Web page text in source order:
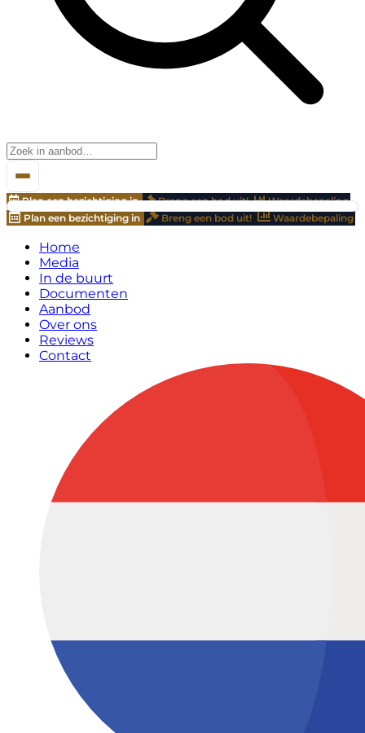
Plan een bezichtiging in Breng een bod uit!
Waardebepaling
Plan een bezichtiging in
Breng een bod uit! Waardebepaling
Home
Media
In de buurt
Documenten
Aanbod
Over ons
Reviews
Contact